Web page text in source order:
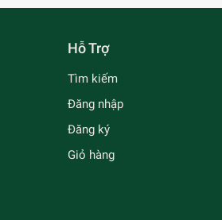
Hỗ Trợ
Tìm kiếm
Đăng nhập
Đăng ký
Giỏ hàng